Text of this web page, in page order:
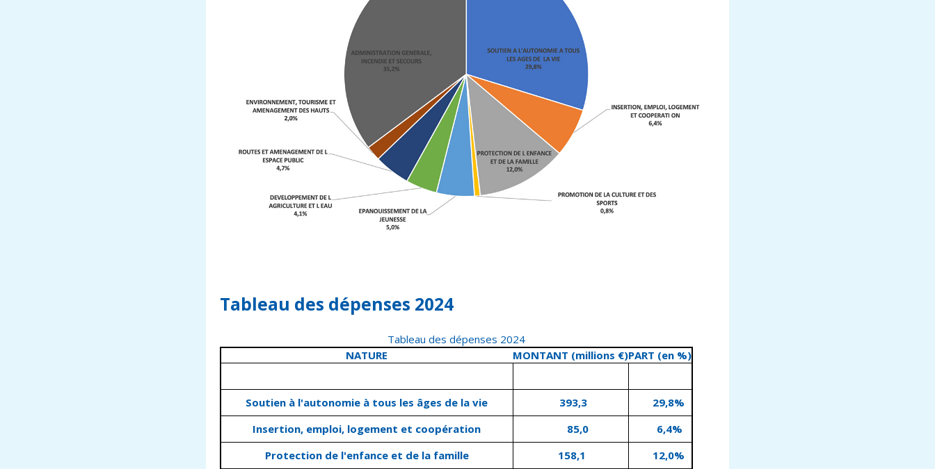
Tableau des dépenses 2024
Tableau des dépenses 2024
NATURE
MONTANT (millions €)PART (en %)
Soutien à l'autonomie à tous les âges de la vie 393,3
29,8%
Insertion, emploi, logement et coopération
85,0
6,4%
Protection de l'enfance et de la famille
158,1
12,0%